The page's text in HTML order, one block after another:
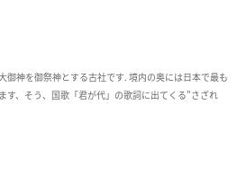
御神を御祭神とする古社です. 境内の奥には日本で最も
す、そう、国歌「君が代」の歌詞に出てくる"さざれ